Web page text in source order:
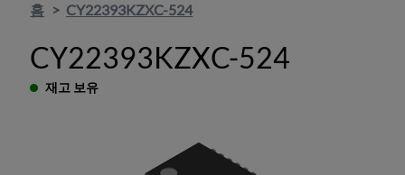
홈 CY22393KZXC-524
CY22393KZXC-524
재고 보유